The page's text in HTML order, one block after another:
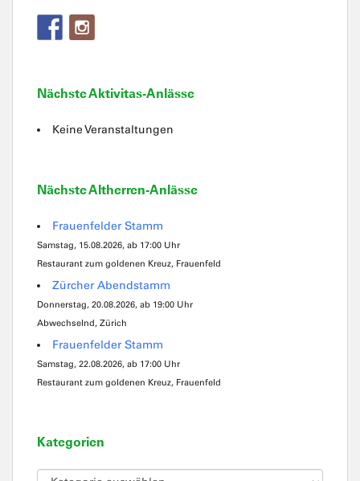
Nächste Aktivitas-Anlässe
Keine Veranstaltungen
Nächste Altherren-Anlässe
Frauenfelder Stamm
Samstag, 15.08.2026, ab 17:00 Uhr
Restaurant zum goldenen Kreuz, Frauenfeld
Zürcher Abendstamm
Donnerstag, 20.08.2026, ab 19:00 Uhr
Abwechselnd, Zürich
Frauenfelder Stamm
Samstag, 22.08.2026, ab 17:00 Uhr
Restaurant zum goldenen Kreuz, Frauenfeld
Kategorien
Kategorien